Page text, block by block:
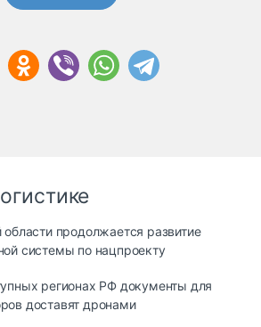
области продолжается развитие
системы по нацпроекту
регионах РФ документы для
доставят дронами